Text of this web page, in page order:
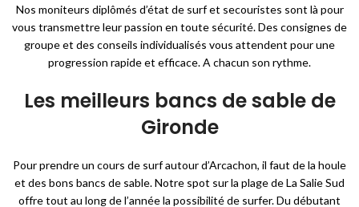
Nos moniteurs diplômés d’état de surf et secouristes sont là pour
vous transmettre leur passion en toute sécurité. Des consignes de
groupe et des conseils individualisés vous attendent pour une
progression rapide et efficace. A chacun son rythme.
Les meilleurs bancs de sable de
Gironde
Pour prendre un cours de surf autour d’Arcachon, il faut de la houle
et des bons bancs de sable. Notre spot sur la plage de La Salie Sud
offre tout au long de l’année la possibilité de surfer. Du débutant